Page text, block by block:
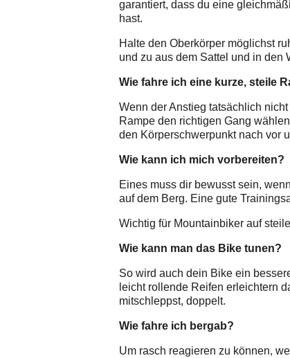
garantiert, dass du eine
hast.
Halte den Oberkörper möglichst
und zu aus dem Sattel und in den
Wie fahre ich eine kurze, steile
Wenn der Anstieg tatsächlich
Rampe den richtigen Gang
den Körperschwerpunkt nach vor
Wie kann ich mich vorbereiten?
Eines muss dir bewusst sein,
auf dem Berg. Eine gute
Wichtig für Mountainbiker auf
Wie kann man das Bike tunen?
So wird auch dein Bike ein
leicht rollende Reifen erleichtern
mitschleppst, doppelt.
Wie fahre ich bergab?
Um rasch reagieren zu können,